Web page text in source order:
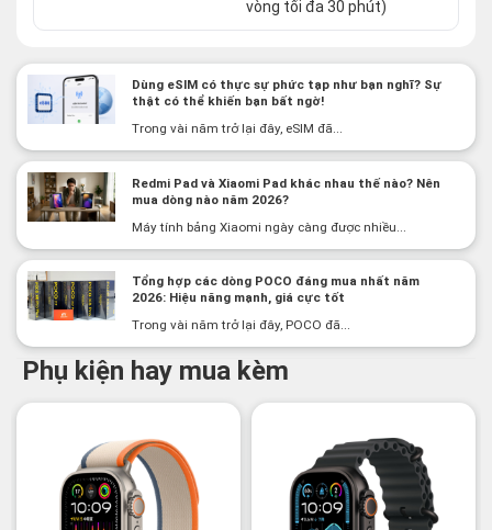
vòng tối đa 30 phút)
Dùng eSIM có thực sự phức tạp như bạn nghĩ? Sự
thật có thể khiến bạn bất ngờ!
Trong vài năm trở lại đây, eSIM đã...
Redmi Pad và Xiaomi Pad khác nhau thế nào? Nên
mua dòng nào năm 2026?
Máy tính bảng Xiaomi ngày càng được nhiều...
Tổng hợp các dòng POCO đáng mua nhất năm
2026: Hiệu năng mạnh, giá cực tốt
Trong vài năm trở lại đây, POCO đã...
Phụ kiện hay mua kèm